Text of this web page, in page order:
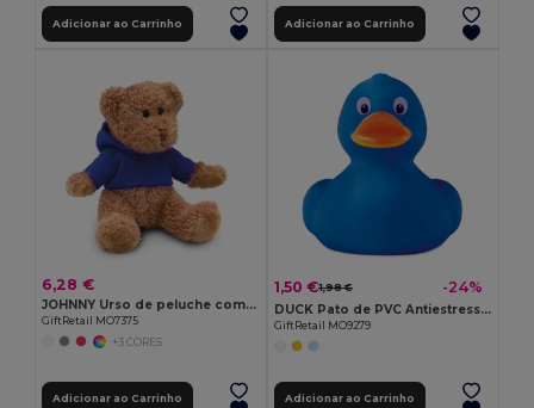
Adicionar ao Carrinho Adicionar ao Carrinho
6,28 €
JOHNNY Urso de peluche com t-shirt
GiftRetail MO7375
+3 CORES
Adicionar ao Carrinho
1,50 €1,98 € -24%
DUCK Pato de PVC Antiestresse Médio
GiftRetail MO9279
Adicionar ao Carrinho